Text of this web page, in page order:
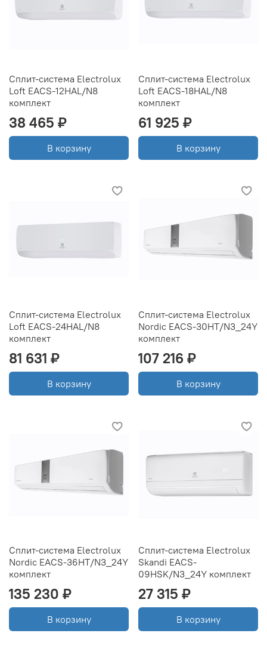
Сплит-система Electrolux
Loft EACS-12HAL/N8
комплект
38 465 ₽
В корзину
Сплит-система Electrolux
Loft EACS-18HAL/N8
комплект
61 925 ₽
В корзину
Сплит-система Electrolux
Loft EACS-24HAL/N8
комплект
81 631 ₽
В корзину
Сплит-система Electrolux
Nordic EACS-30HT/N3_24Y
комплект
107 216 ₽
В корзину
Сплит-система Electrolux
Nordic EACS-36HT/N3_24Y
комплект
135 230 ₽
В корзину
Сплит-система Electrolux
Skandi EACS-
09HSK/N3_24Y комплект
27 315 ₽
В корзину